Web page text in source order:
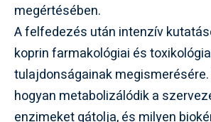
megértésében.
A felfedezés után intenzív
koprin farmakológiai és
tulajdonságainak
hogyan metabolizálódik a
enzimeket gátolja, és milyen